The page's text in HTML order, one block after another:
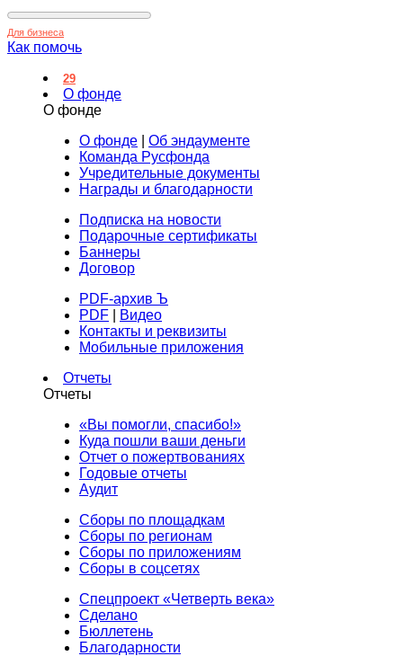
Для бизнеса
Как помочь
29
О фонде
О фонде
О фонде
Об эндаументе
Команда Русфонда
Учредительные документы
Награды и благодарности
Подписка на новости
Подарочные сертификаты
Баннеры
Договор
PDF-архив Ъ
PDF
Видео
Контакты и реквизиты
Мобильные приложения
Отчеты
Отчеты
«Вы помогли, спасибо!»
Куда пошли ваши деньги
Отчет о пожертвованиях
Годовые отчеты
Аудит
Сборы по площадкам
Сборы по регионам
Сборы по приложениям
Сборы в соцсетях
Спецпроект «Четверть века»
Сделано
Бюллетень
Благодарности